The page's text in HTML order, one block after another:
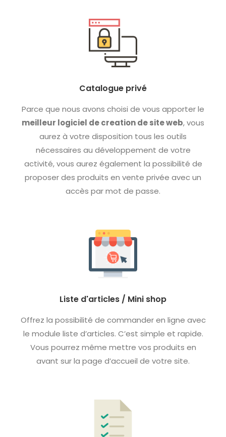
Catalogue privé
Parce que nous avons choisi de vous apporter le
meilleur logiciel de creation de site web, vous
aurez à votre disposition tous les outils
nécessaires au développement de votre
activité, vous aurez également la possibilité de
proposer des produits en vente privée avec un
accès par mot de passe.
Liste d'articles / Mini shop
Offrez la possibilité de commander en ligne avec
le module liste d’articles. C’est simple et rapide.
Vous pourrez même mettre vos produits en
avant sur la page d’accueil de votre site.